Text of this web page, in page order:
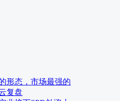
形态，市场最强的
复盘